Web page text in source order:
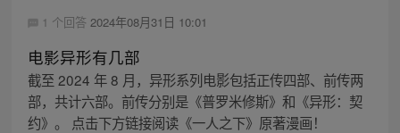
1 个回答 2024年08月31日 10:01
电影异形有几部
截至 2024 年 8 月，异形系列电影包括正传四部、前传两
部，共计六部。前传分别是《普罗米修斯》和《异形：契
约》。 点击下方链接阅读《一人之下》原著漫画！